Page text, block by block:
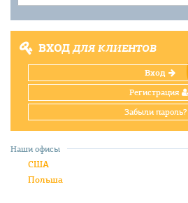
ВХОДДЛЯ КЛИЕНТОВ
Вход
Регистрация
Забыли пароль?
Наши офисы
США
Польша